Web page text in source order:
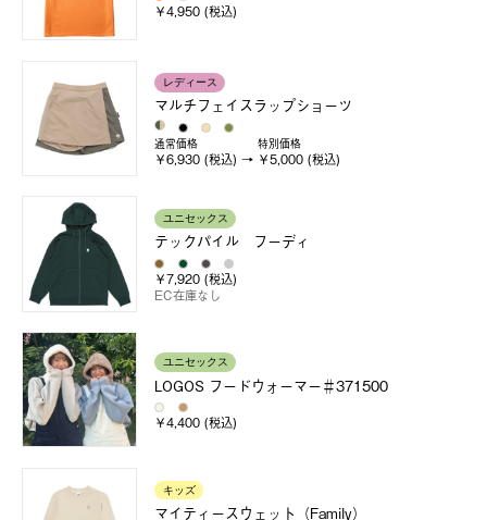
￥4,950 (税込)
レディース
マルチフェイスラップショーツ
通常価格
￥6,930 (税込)
特別価格
￥5,000 (税込)
ユニセックス
テックパイル フーディ
￥7,920 (税込)
EC在庫なし
ユニセックス
LOGOS フードウォーマー＃371500
￥4,400 (税込)
キッズ
マイティースウェット（Family）